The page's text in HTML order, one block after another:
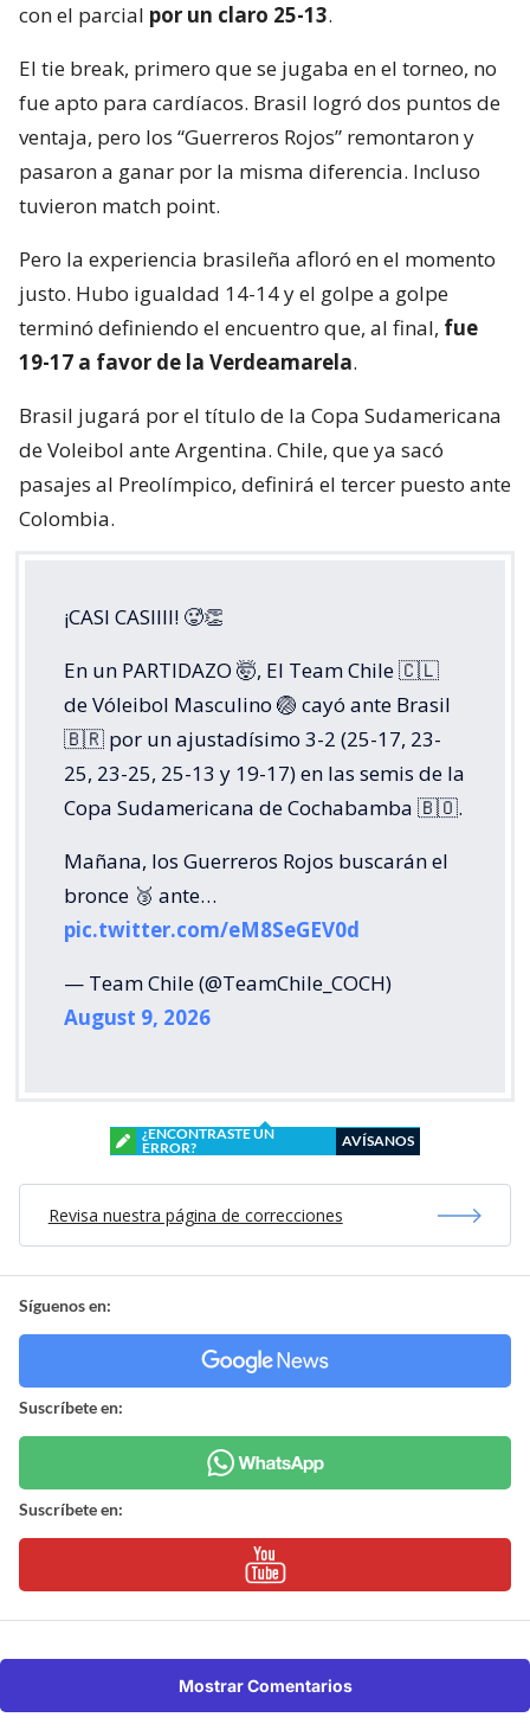
con el parcial por un claro 25-13.
El tie break, primero que se jugaba en el torneo, no
fue apto para cardíacos. Brasil logró dos puntos de
ventaja, pero los “Guerreros Rojos” remontaron y
pasaron a ganar por la misma diferencia. Incluso
tuvieron match point.
Pero la experiencia brasileña afloró en el momento
justo. Hubo igualdad 14-14 y el golpe a golpe
terminó definiendo el encuentro que, al final, fue
19-17 a favor de la Verdeamarela.
Brasil jugará por el título de la Copa Sudamericana
de Voleibol ante Argentina. Chile, que ya sacó
pasajes al Preolímpico, definirá el tercer puesto ante
Colombia.
¡CASI CASIIII! 🥵👏
En un PARTIDAZO 🤯, El Team Chile 🇨🇱
de Vóleibol Masculino 🏐 cayó ante Brasil
🇧🇷 por un ajustadísimo 3-2 (25-17, 23-
25, 23-25, 25-13 y 19-17) en las semis de la
Copa Sudamericana de Cochabamba 🇧🇴.
Mañana, los Guerreros Rojos buscarán el
bronce 🥉 ante…
pic.twitter.com/eM8SeGEV0d
— Team Chile (@TeamChile_COCH)
August 9, 2026
¿ENCONTRASTE UN
ERROR?
AVÍSANOS
Revisa nuestra página de correcciones
Síguenos en:
Suscríbete en:
Suscríbete en:
Mostrar Comentarios